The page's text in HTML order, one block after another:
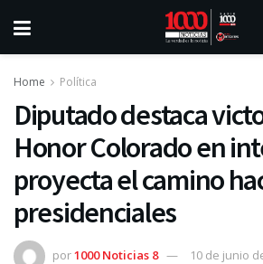
Home Política
Diputado destaca
Honor Colorado en
proyecta el camino
presidenciales
por1000 Noticias 8 10 de junio